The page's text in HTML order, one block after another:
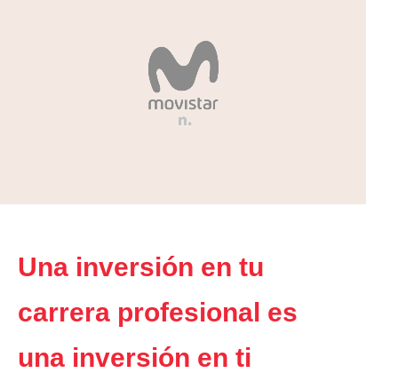
Una inversión en tu
carrera profesional es
una inversión en ti